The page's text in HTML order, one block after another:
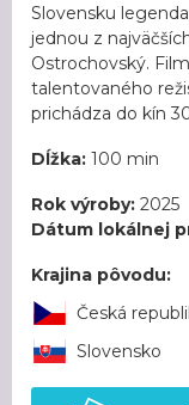
Slovensku
jednou z
Ostrochovský.
talentovaného
prichádza do kín
Dĺžka: 100 min
Rok výroby: 2025
Dátum lokálnej
Krajina pôvodu:
Česká
Slovensko